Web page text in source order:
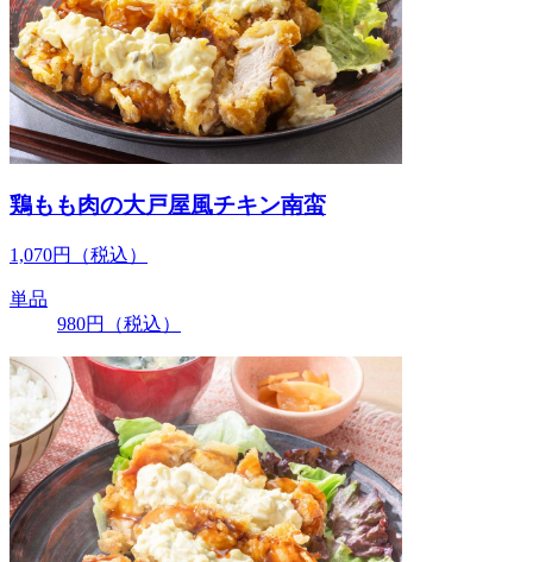
鶏もも肉の大戸屋風チキン南蛮
1,070円 （税込）
単品
980円 （税込）